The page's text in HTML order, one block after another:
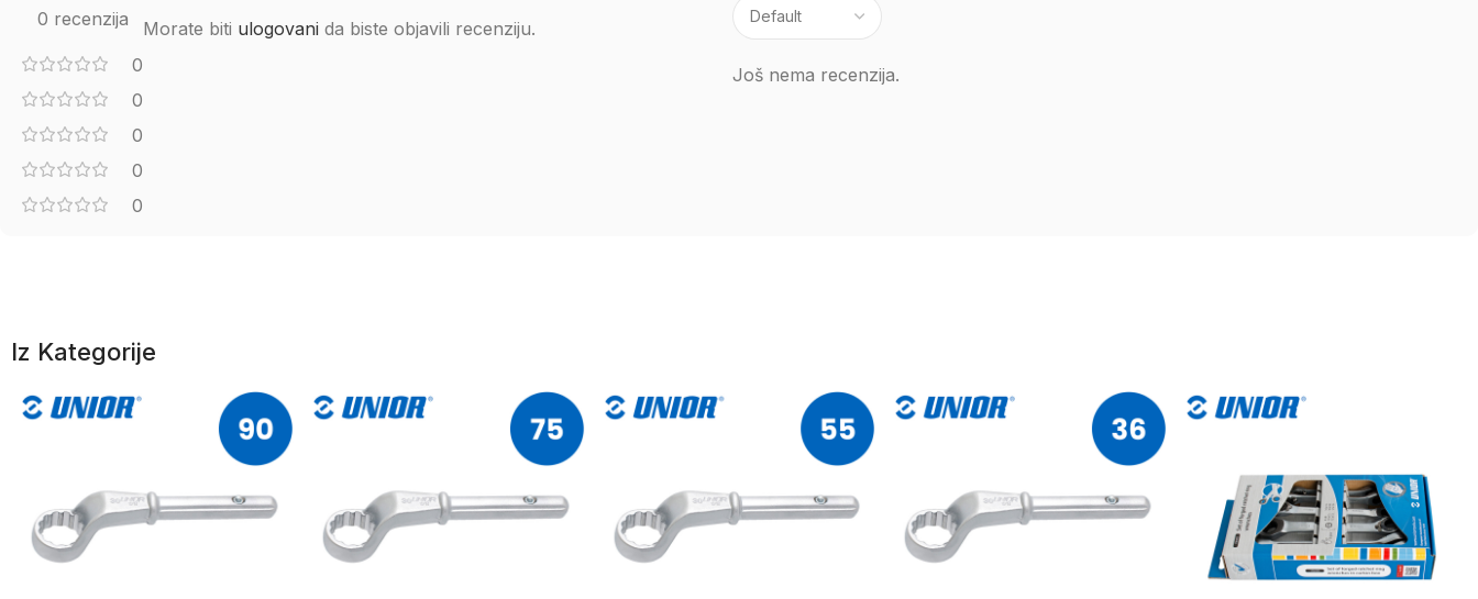
0 recenzija
0
0
0
0
0
Još nema recenzija.
Morate biti ulogovani da biste objavili recenziju.
Iz Kategorije